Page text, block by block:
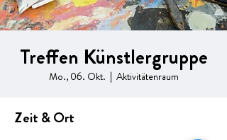
Treffen Künstlergruppe
Mo., 06. Okt.
  |
Aktivitätenraum
Zeit & Ort